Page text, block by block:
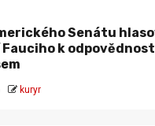
Senátu
k
kuryr